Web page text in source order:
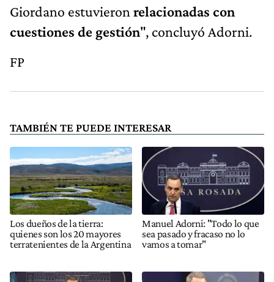
Giordano estuvieron relacionadas con
cuestiones de gestión", concluyó Adorni.
FP
TAMBIÉN TE PUEDE INTERESAR
Los dueños de la tierra:
quienes son los 20 mayores
terratenientes de la Argentina
Manuel Adorni: "Todo lo que
sea pasado y fracaso no lo
vamos a tomar"